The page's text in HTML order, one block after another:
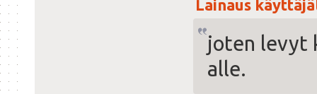
Lainaus
joten levyt
alle.